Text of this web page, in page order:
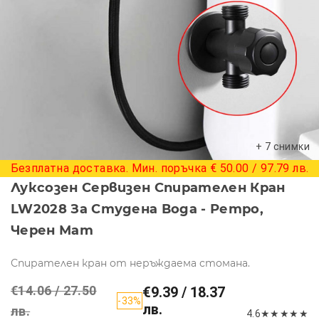
+ 7 снимки
Безплатна доставка. Мин. поръчка € 50.00 / 97.79 лв.
Луксозен Сервизен Спирателен Кран
LW2028 За Студена Вода - Ретро,
Черен Мат
Спирателен кран от неръждаема стомана.
€14.06 / 27.50
лв.
-33%€9.39 / 18.37
лв.
4.6★★ ★★ ★